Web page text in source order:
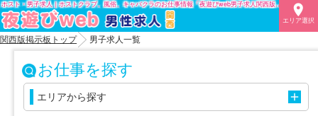
ホスト・男子求人｜ホストクラブ、風俗、キャバクラのお仕事情報「夜遊びweb男子求人関西版」ホストクラブ情報高収入アルバイト情報 
エリア選択
関西版掲示板トップ 男子求人一覧
お仕事を探す
エリアから探す 